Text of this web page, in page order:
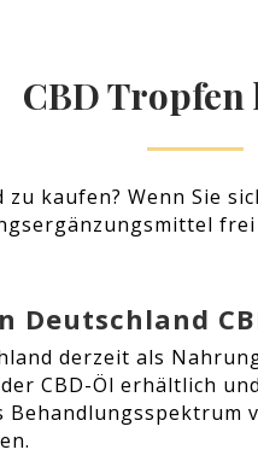
CBD Tropfen
zu kaufen? Wenn Sie
Deutschland
derzeit als
CBD-Öl erhältlich